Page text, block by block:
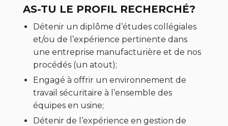
AS-TU LE PROFIL RECHERCHÉ?
Détenir un diplôme d’études collégiales
et/ou de l’expérience pertinente dans
une entreprise manufacturière et de nos
procédés (un atout);
Engagé à offrir un environnement de
travail sécuritaire à l’ensemble des
équipes en usine;
Détenir de l’expérience en gestion de